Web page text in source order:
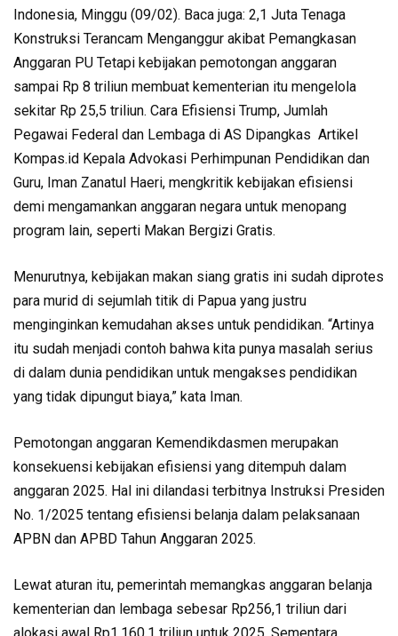
Indonesia, Minggu (09/02). Baca juga: 2,1 Juta Tenaga
Konstruksi Terancam Menganggur akibat Pemangkasan
Anggaran PU Tetapi kebijakan pemotongan anggaran
sampai Rp 8 triliun membuat kementerian itu mengelola
sekitar Rp 25,5 triliun. Cara Efisiensi Trump, Jumlah
Pegawai Federal dan Lembaga di AS Dipangkas Artikel
Kompas.id Kepala Advokasi Perhimpunan Pendidikan dan
Guru, Iman Zanatul Haeri, mengkritik kebijakan efisiensi
demi mengamankan anggaran negara untuk menopang
program lain, seperti Makan Bergizi Gratis.
Menurutnya, kebijakan makan siang gratis ini sudah diprotes
para murid di sejumlah titik di Papua yang justru
menginginkan kemudahan akses untuk pendidikan. “Artinya
itu sudah menjadi contoh bahwa kita punya masalah serius
di dalam dunia pendidikan untuk mengakses pendidikan
yang tidak dipungut biaya,” kata Iman.
Pemotongan anggaran Kemendikdasmen merupakan
konsekuensi kebijakan efisiensi yang ditempuh dalam
anggaran 2025. Hal ini dilandasi terbitnya Instruksi Presiden
No. 1/2025 tentang efisiensi belanja dalam pelaksanaan
APBN dan APBD Tahun Anggaran 2025.
Lewat aturan itu, pemerintah memangkas anggaran belanja
kementerian dan lembaga sebesar Rp256,1 triliun dari